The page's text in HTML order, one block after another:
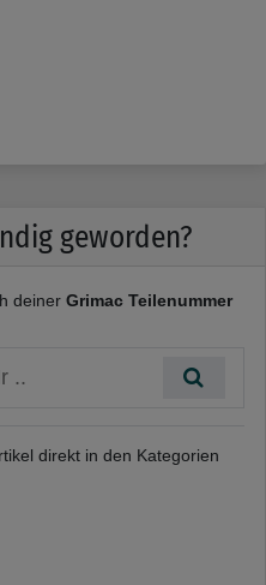
geworden?
deiner Grimac Teilenummer
direkt in den Kategorien